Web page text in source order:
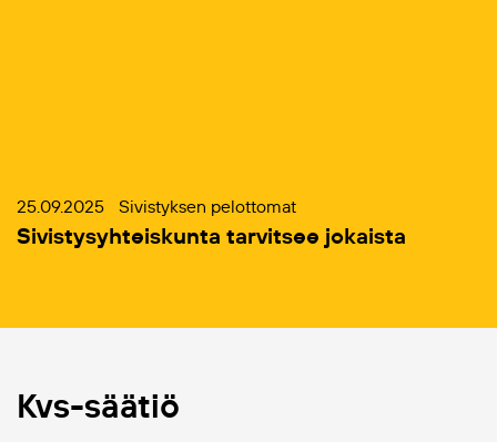
25.09.2025 Sivistyksen pelottomat
Sivistysyhteiskunta tarvitsee jokaista
Kvs-säätiö